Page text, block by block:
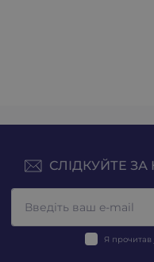
СЛІДКУЙТЕ
Я прочитав